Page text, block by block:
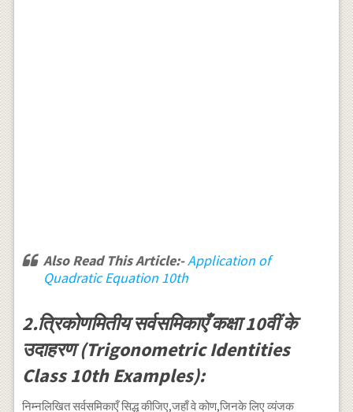
Also Read This Article:-Application of
Quadratic Equation 10th
2.त्रिकोणमितीय सर्वसमिकाएँ कक्षा 10वीं के
उदाहरण (Trigonometric Identities
Class 10th Examples):
निम्नलिखित सर्वसमिकाएँ सिद्ध कीजिए,जहाँ वे कोण,जिनके लिए व्यंजक